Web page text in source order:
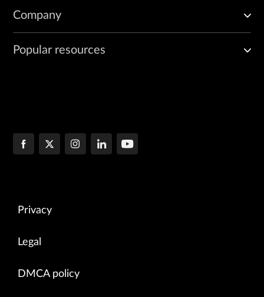
Company
Popular resources
Privacy
Legal
DMCA policy